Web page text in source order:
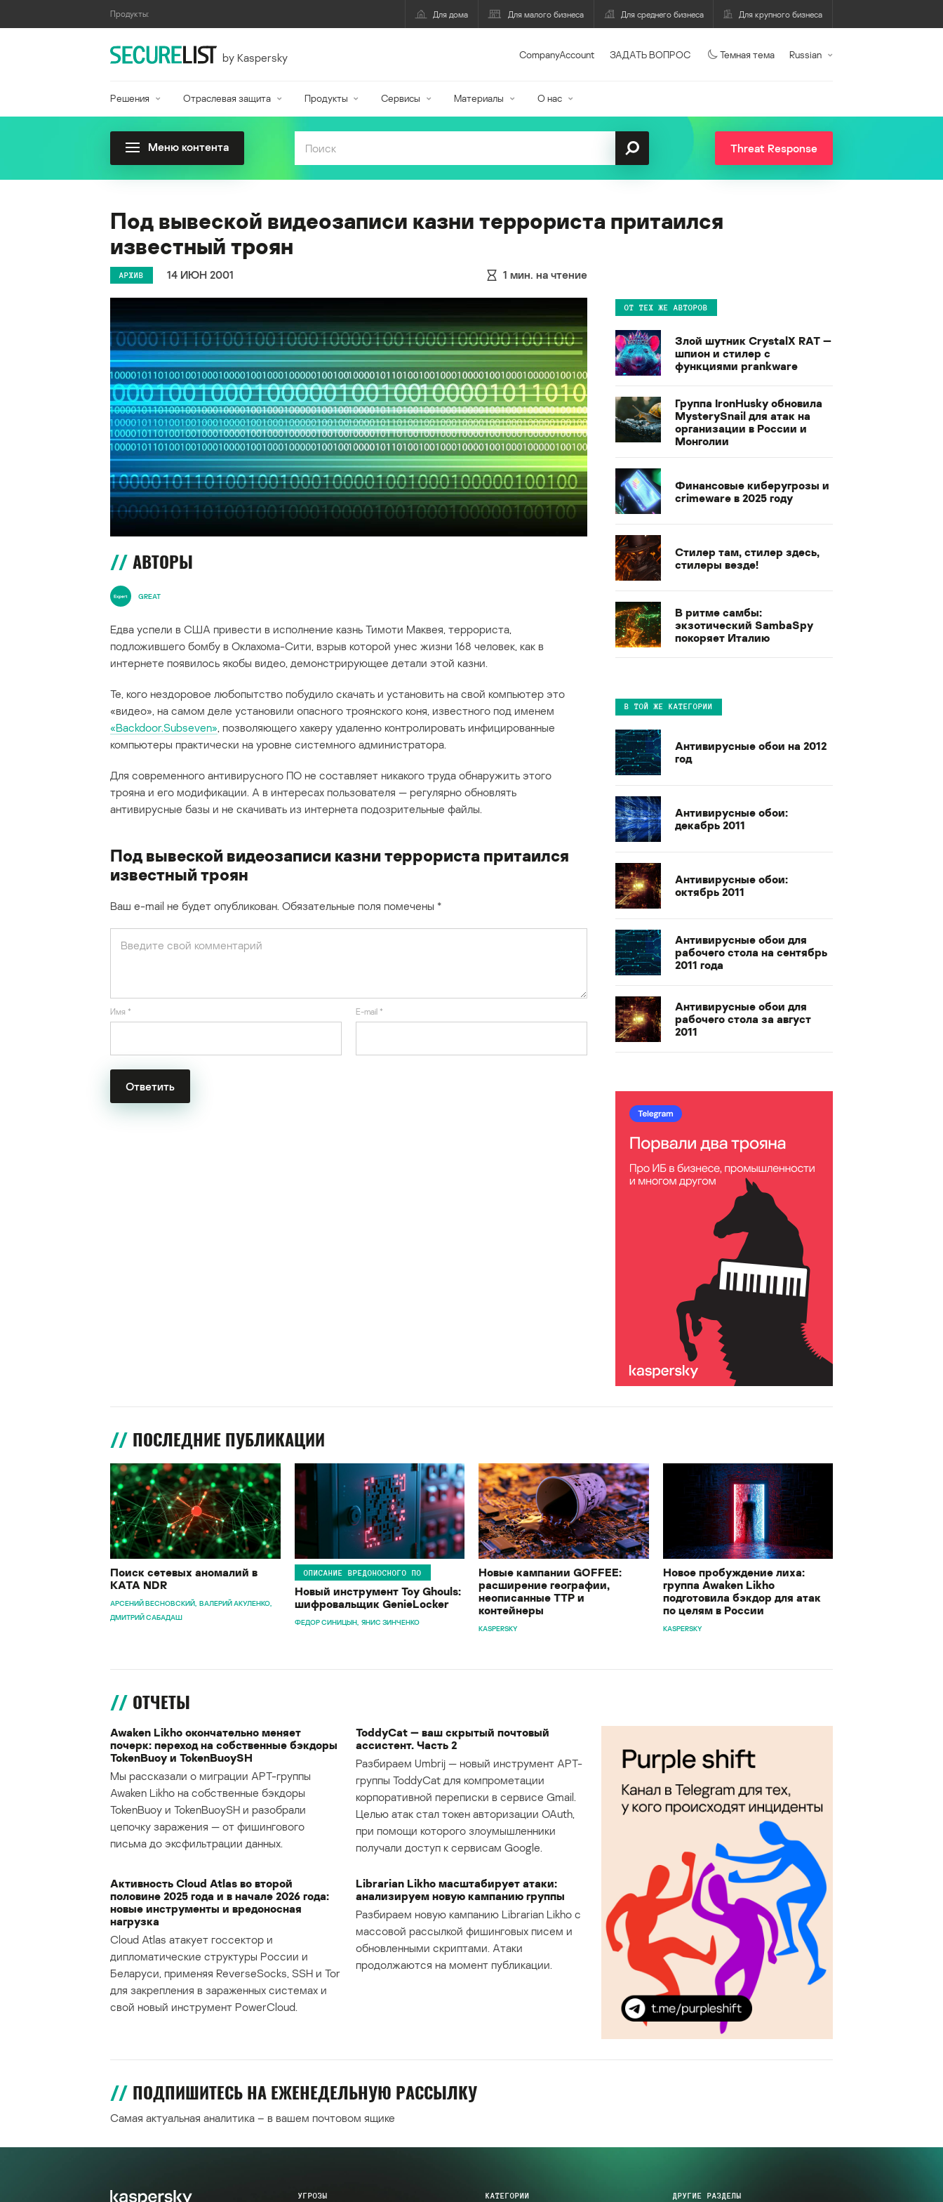
Продукты: Для дома Для малого бизнеса Для среднего бизнеса Для крупного бизнеса
by Kaspersky CompanyAccount ЗАДАТЬ ВОПРОС Темная тема Russian
Решения Отраслевая защита Продукты Сервисы Материалы О нас
Меню контента Threat Response
Под вывеской видеозаписи казни террориста притаился
известный троян
АРХИВ 14 ИЮН 2001 1 мин. на чтение
АВТОРЫ
GREAT
Едва успели в США привести в исполнение казнь Тимоти Маквея, террориста,
подложившего бомбу в Оклахома-Сити, взрыв которой унес жизни 168 человек, как в
интернете появилось якобы видео, демонстрирующее детали этой казни.
Те, кого нездоровое любопытство побудило скачать и установить на свой компьютер это
«видео», на самом деле установили опасного троянского коня, известного под именем
«Backdoor.Subseven», позволяющего хакеру удаленно контролировать инфицированные
компьютеры практически на уровне системного администратора.
Для современного антивирусного ПО не составляет никакого труда обнаружить этого
трояна и его модификации. А в интересах пользователя — регулярно обновлять
антивирусные базы и не скачивать из интернета подозрительные файлы.
Под вывеской видеозаписи казни террориста притаился
известный троян
Ваш e-mail не будет опубликован. Обязательные поля помечены *
Имя * E-mail *
ОТ ТЕХ ЖЕ АВТОРОВ
Злой шутник CrystalX RAT —
шпион и стилер с
функциями prankware
Группа IronHusky обновила
MysterySnail для атак на
организации в России и
Монголии
Финансовые киберугрозы и
crimeware в 2025 году
Стилер там, стилер здесь,
стилеры везде!
В ритме самбы:
экзотический SambaSpy
покоряет Италию
В ТОЙ ЖЕ КАТЕГОРИИ
Антивирусные обои на 2012
год
Антивирусные обои:
декабрь 2011
Антивирусные обои:
октябрь 2011
Антивирусные обои для
рабочего стола на сентябрь
2011 года
Антивирусные обои для
рабочего стола за август
2011
ПОСЛЕДНИЕ ПУБЛИКАЦИИ
Поиск сетевых аномалий в
KATA NDR
АРСЕНИЙ ВЕСНОВСКИЙ ВАЛЕРИЙ АКУЛЕНКО
ДМИТРИЙ САБАДАШ
ОПИСАНИЕ ВРЕДОНОСНОГО ПО
Новый инструмент Toy Ghouls:
шифровальщик GenieLocker
ФЕДОР СИНИЦЫН ЯНИС ЗИНЧЕНКО
Новые кампании GOFFEE:
расширение географии,
неописанные TTP и
контейнеры
KASPERSKY
Новое пробуждение лиха:
группа Awaken Likho
подготовила бэкдор для атак
по целям в России
KASPERSKY
ОТЧЕТЫ
Awaken Likho окончательно меняет
почерк: переход на собственные бэкдоры
TokenBuoy и TokenBuoySH
Мы рассказали о миграции APT-группы
Awaken Likho на собственные бэкдоры
TokenBuoy и TokenBuoySH и разобрали
цепочку заражения — от фишингового
письма до эксфильтрации данных.
ToddyCat — ваш скрытый почтовый
ассистент. Часть 2
Разбираем Umbrij — новый инструмент APT-
группы ToddyCat для компрометации
корпоративной переписки в сервисе Gmail.
Целью атак стал токен авторизации OAuth,
при помощи которого злоумышленники
получали доступ к сервисам Google.
Активность Cloud Atlas во второй
половине 2025 года и в начале 2026 года:
новые инструменты и вредоносная
нагрузка
Cloud Atlas атакует госсектор и
дипломатические структуры России и
Беларуси, применяя ReverseSocks, SSH и Tor
для закрепления в зараженных системах и
свой новый инструмент PowerCloud.
Librarian Likho масштабирует атаки:
анализируем новую кампанию группы
Разбираем новую кампанию Librarian Likho с
массовой рассылкой фишинговых писем и
обновленными скриптами. Атаки
продолжаются на момент публикации.
ПОДПИШИТЕСЬ НА ЕЖЕНЕДЕЛЬНУЮ РАССЫЛКУ
Самая актуальная аналитика – в вашем почтовом ящике
УГРОЗЫ КАТЕГОРИИ ДРУГИЕ РАЗДЕЛЫ